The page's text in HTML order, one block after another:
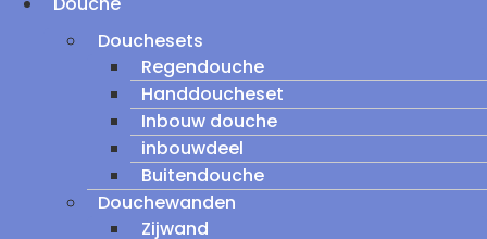
Douchesets
Regendouche
Handdoucheset
Inbouw douche
inbouwdeel
Buitendouche
Douchewanden
Zijwand